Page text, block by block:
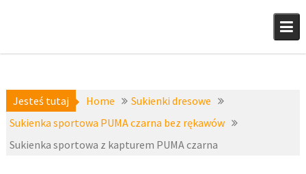
Jesteś tutaj Home
Sukienki dresowe
Sukienka sportowa PUMA czarna bez rękawów
Sukienka sportowa z kapturem PUMA czarna